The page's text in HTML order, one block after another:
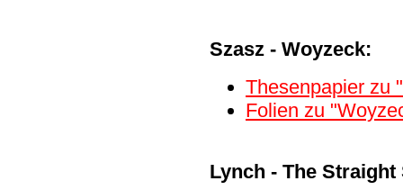
Szasz - Woyzeck:
Thesenpapier zu
Folien zu
Lynch - The Straight